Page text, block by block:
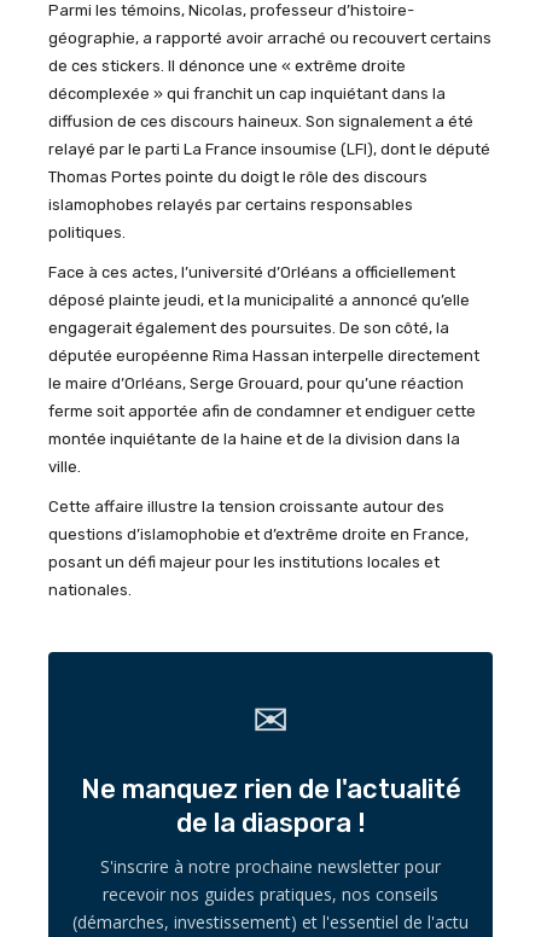
Parmi les témoins, Nicolas, professeur d’histoire-
géographie, a rapporté avoir arraché ou recouvert certains
de ces stickers. Il dénonce une « extrême droite
décomplexée » qui franchit un cap inquiétant dans la
diffusion de ces discours haineux. Son signalement a été
relayé par le parti La France insoumise (LFI), dont le député
Thomas Portes pointe du doigt le rôle des discours
islamophobes relayés par certains responsables
politiques.
Face à ces actes, l’université d’Orléans a officiellement
déposé plainte jeudi, et la municipalité a annoncé qu’elle
engagerait également des poursuites. De son côté, la
députée européenne Rima Hassan interpelle directement
le maire d’Orléans, Serge Grouard, pour qu’une réaction
ferme soit apportée afin de condamner et endiguer cette
montée inquiétante de la haine et de la division dans la
ville.
Cette affaire illustre la tension croissante autour des
questions d’islamophobie et d’extrême droite en France,
posant un défi majeur pour les institutions locales et
nationales.
✉
Ne manquez rien de l'actualité
de la diaspora !
S'inscrire à notre prochaine newsletter pour
recevoir nos guides pratiques, nos conseils
(démarches, investissement) et l'essentiel de l'actu